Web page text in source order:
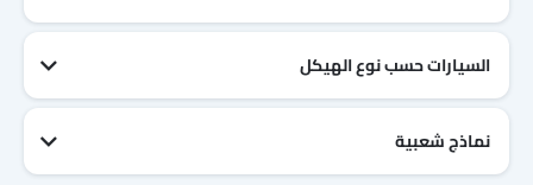
السيارات حسب نوع الهيكل
نماذج شعبية
I have read and agree to theشروط الاستخدامand سياسة